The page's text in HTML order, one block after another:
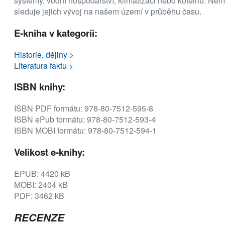
sleduje jejich vývoj na našem území v průběhu času.
E-kniha v kategorii:
Historie, dějiny >
Literatura faktu >
ISBN knihy:
ISBN PDF formátu: 978-80-7512-595-8
ISBN ePub formátu: 978-80-7512-593-4
ISBN MOBI formátu: 978-80-7512-594-1
Velikost e-knihy:
EPUB: 4420 kB
MOBI: 2404 kB
PDF: 3462 kB
RECENZE